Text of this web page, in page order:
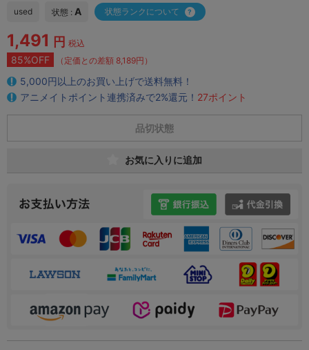
used 状態 : A 状態ランクについて
1,491 円 税込
85%OFF （定価との差額 8,189円）
5,000円以上のお買い上げで送料無料！
アニメイトポイント連携済みで2%還元！ 27ポイント
品切状態
お気に入りに追加